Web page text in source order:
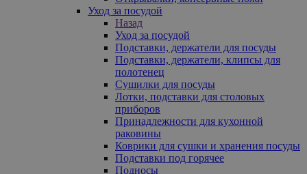
Уход за посудой
Назад
Уход за посудой
Подставки, держатели для посуды
Подставки, держатели, клипсы для
полотенец
Сушилки для посуды
Лотки, подставки для столовых
приборов
Принадлежности для кухонной
раковины
Коврики для сушки и хранения посуды
Подставки под горячее
Подносы